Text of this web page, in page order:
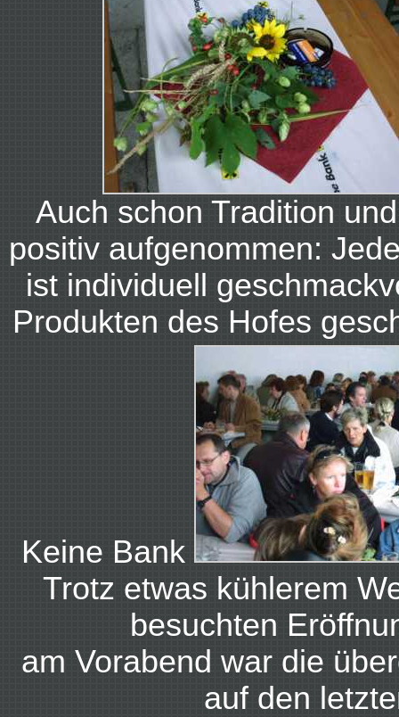
Auch schon Tradition
positiv aufgenommen:
ist individuell
Produkten des Hofes
Keine Bank
Trotz etwas kühlerem
besuchten
am Vorabend war die
auf den